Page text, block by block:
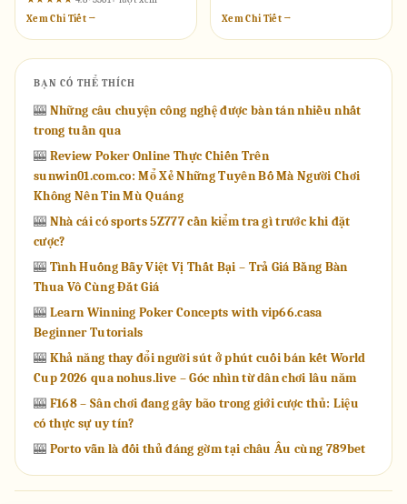
Xem Chi Tiết →
Xem Chi Tiết →
BẠN CÓ THỂ THÍCH
🎰 Những câu chuyện công nghệ được bàn tán nhiều nhất
trong tuần qua
🎰 Review Poker Online Thực Chiến Trên
sunwin01.com.co: Mổ Xẻ Những Tuyên Bố Mà Người Chơi
Không Nên Tin Mù Quáng
🎰 Nhà cái có sports 5Z777 cần kiểm tra gì trước khi đặt
cược?
🎰 Tình Huống Bẫy Việt Vị Thất Bại – Trả Giá Bằng Bàn
Thua Vô Cùng Đắt Giá
🎰 Learn Winning Poker Concepts with vip66.casa
Beginner Tutorials
🎰 Khả năng thay đổi người sút ở phút cuối bán kết World
Cup 2026 qua nohus.live – Góc nhìn từ dân chơi lâu năm
🎰 F168 – Sân chơi đang gây bão trong giới cược thủ: Liệu
có thực sự uy tín?
🎰 Porto vẫn là đối thủ đáng gờm tại châu Âu cùng 789bet